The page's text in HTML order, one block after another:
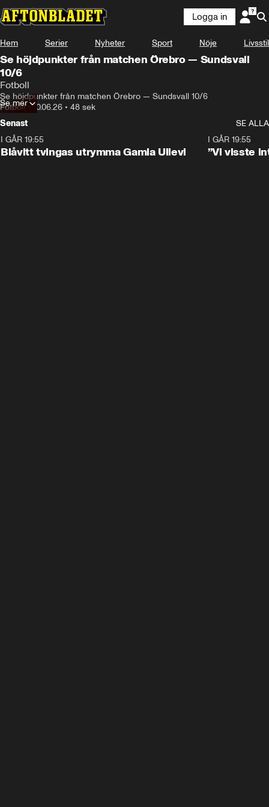
Logga in
Hem Serier Nyheter Sport Nöje Livsstil
Se höjdpunkter från matchen Örebro — Sundsvall
10/6
Fotboll
Se höjdpunkter från matchen Örebro — Sundsvall 10/6
Fotboll•10.06.26 • 48 sek
Se mer
Senast
SE ALLA
I GÅR 19:55
Blåvitt tvingas utrymma Gamla Ullevi
I GÅR 19:55
”Vi visste